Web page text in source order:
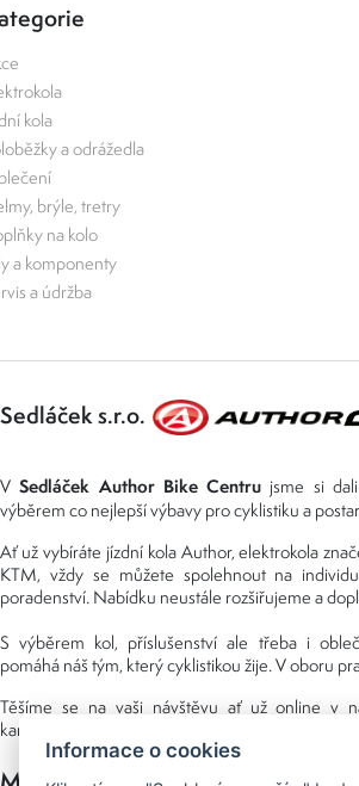
kola
a odrážedla
brýle, tretry
na kolo
a komponenty
a údržba
Sedláček s.r.o.
VSedláček Author Bike Centru jsme si
výběrem co nejlepší výbavy pro cyklistiku a
Ať už vybíráte jízdní kola Author, elektrokola
KTM, vždy se můžete spolehnout na
poradenství. Nabídku neustále rozšiřujeme a
S výběrem kol, příslušenství ale třeba i
pomáhá náš tým, který cyklistikou žije. V oboru
Těšíme se na vaši návštěvu ať už online v
kamenné prodejně, kterou najdete v NS (nákupní
Informace o cookies